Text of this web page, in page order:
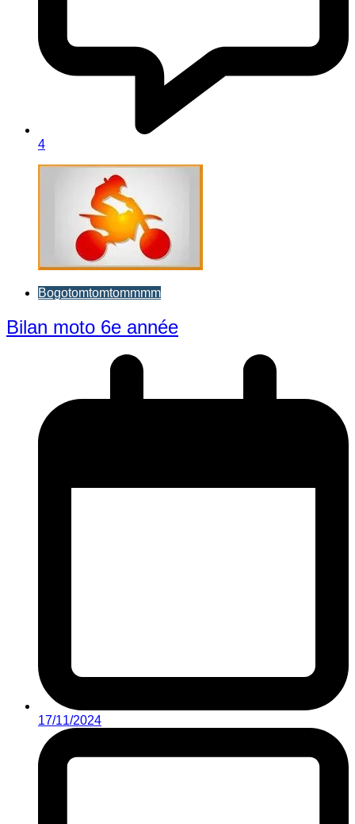
4
Bogotomtomtommmm
Bilan moto 6e année
17/11/2024